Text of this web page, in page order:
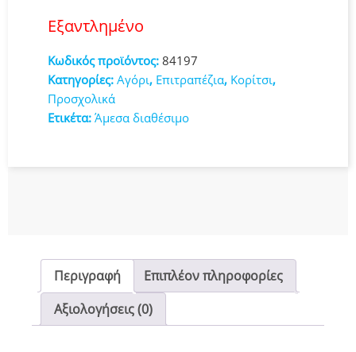
Εξαντλημένο
Κωδικός προϊόντος: 84197
Κατηγορίες: Αγόρι, Επιτραπέζια, Κορίτσι,
Προσχολικά
Ετικέτα: Άμεσα διαθέσιμο
Περιγραφή
Επιπλέον πληροφορίες
Αξιολογήσεις (0)